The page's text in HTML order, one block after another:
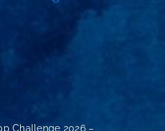
Challenge 2026 –